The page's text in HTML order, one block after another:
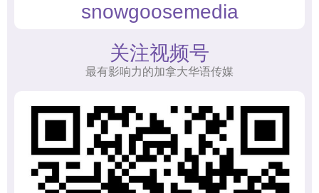
snowgoosemedia
关注视频号
最有影响力的加拿大华语传媒